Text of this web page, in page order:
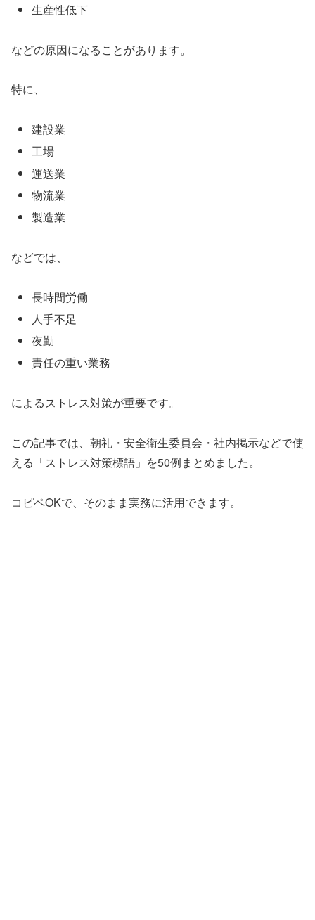
生産性低下
などの原因になることがあります。
特に、
建設業
工場
運送業
物流業
製造業
などでは、
長時間労働
人手不足
夜勤
責任の重い業務
によるストレス対策が重要です。
この記事では、朝礼・安全衛生委員会・社内掲示などで使
える「ストレス対策標語」を50例まとめました。
コピペOKで、そのまま実務に活用できます。